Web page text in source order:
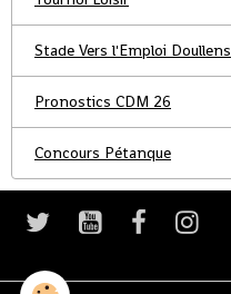
Stade Vers l'Emploi Doullens
Pronostics CDM 26
Concours Pétanque